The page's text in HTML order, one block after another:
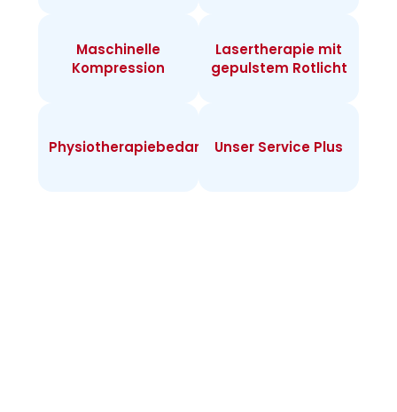
Maschinelle
Kompression
Lasertherapie mit
gepulstem Rotlicht
Physiotherapiebedarf Unser Service Plus